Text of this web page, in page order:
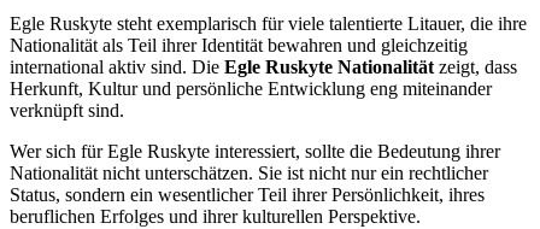
Egle Ruskyte steht exemplarisch für viele talentierte Litauer, die ihre
Nationalität als Teil ihrer Identität bewahren und gleichzeitig
international aktiv sind. Die Egle Ruskyte Nationalität zeigt, dass
Herkunft, Kultur und persönliche Entwicklung eng miteinander
verknüpft sind.
Wer sich für Egle Ruskyte interessiert, sollte die Bedeutung ihrer
Nationalität nicht unterschätzen. Sie ist nicht nur ein rechtlicher
Status, sondern ein wesentlicher Teil ihrer Persönlichkeit, ihres
beruflichen Erfolges und ihrer kulturellen Perspektive.